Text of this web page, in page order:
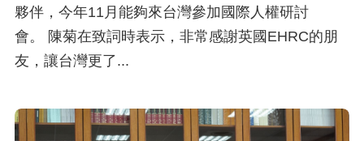
夥伴，今年11月能夠來台灣參加國際人權研討
會。 陳菊在致詞時表示，非常感謝英國EHRC的朋
友，讓台灣更了...